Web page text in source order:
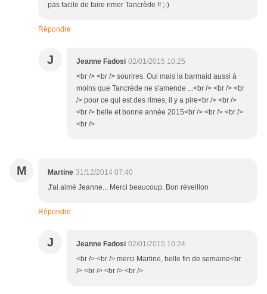
pas facile de faire rimer Tancrède !! ;-)
Répondre
J Jeanne Fadosi 02/01/2015 10:25
<br /> <br /> sourires. Oui mais la barmaid aussi à
moins que Tancrède ne s'amende ...<br /> <br /> <br
/> pour ce qui est des rimes, il y a pire<br /> <br />
<br /> belle et bonne année 2015<br /> <br /> <br />
<br />
M Martine 31/12/2014 07:40
J'ai aimé Jeanne... Merci beaucoup. Bon réveillon
Répondre
J Jeanne Fadosi 02/01/2015 10:24
<br /> <br /> merci Martine, belle fin de semaine<br
/> <br /> <br /> <br />